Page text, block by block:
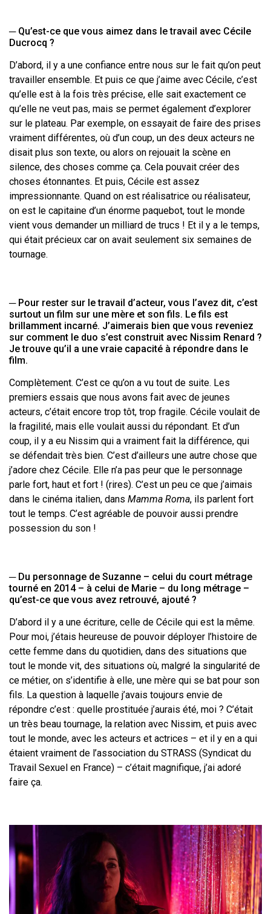
─ Qu’est-ce que vous aimez dans le travail avec Cécile
Ducrocq ?
D’abord, il y a une confiance entre nous sur le fait qu’on peut
travailler ensemble. Et puis ce que j’aime avec Cécile, c’est
qu’elle est à la fois très précise, elle sait exactement ce
qu’elle ne veut pas, mais se permet également d’explorer
sur le plateau. Par exemple, on essayait de faire des prises
vraiment différentes, où d’un coup, un des deux acteurs ne
disait plus son texte, ou alors on rejouait la scène en
silence, des choses comme ça. Cela pouvait créer des
choses étonnantes. Et puis, Cécile est assez
impressionnante. Quand on est réalisatrice ou réalisateur,
on est le capitaine d’un énorme paquebot, tout le monde
vient vous demander un milliard de trucs ! Et il y a le temps,
qui était précieux car on avait seulement six semaines de
tournage.
─ Pour rester sur le travail d’acteur, vous l’avez dit, c’est
surtout un film sur une mère et son fils. Le fils est
brillamment incarné. J’aimerais bien que vous reveniez
sur comment le duo s’est construit avec Nissim Renard ?
Je trouve qu’il a une vraie capacité à répondre dans le
film.
Complètement. C’est ce qu’on a vu tout de suite. Les
premiers essais que nous avons fait avec de jeunes
acteurs, c’était encore trop tôt, trop fragile. Cécile voulait de
la fragilité, mais elle voulait aussi du répondant. Et d’un
coup, il y a eu Nissim qui a vraiment fait la différence, qui
se défendait très bien. C’est d’ailleurs une autre chose que
j’adore chez Cécile. Elle n’a pas peur que le personnage
parle fort, haut et fort ! (rires). C’est un peu ce que j’aimais
dans le cinéma italien, dans Mamma Roma, ils parlent fort
tout le temps. C’est agréable de pouvoir aussi prendre
possession du son !
─ Du personnage de Suzanne – celui du court métrage
tourné en 2014 – à celui de Marie – du long métrage –
qu’est-ce que vous avez retrouvé, ajouté ?
D’abord il y a une écriture, celle de Cécile qui est la même.
Pour moi, j’étais heureuse de pouvoir déployer l’histoire de
cette femme dans du quotidien, dans des situations que
tout le monde vit, des situations où, malgré la singularité de
ce métier, on s’identifie à elle, une mère qui se bat pour son
fils. La question à laquelle j’avais toujours envie de
répondre c’est : quelle prostituée j’aurais été, moi ? C’était
un très beau tournage, la relation avec Nissim, et puis avec
tout le monde, avec les acteurs et actrices – et il y en a qui
étaient vraiment de l’association du STRASS (Syndicat du
Travail Sexuel en France) – c’était magnifique, j’ai adoré
faire ça.